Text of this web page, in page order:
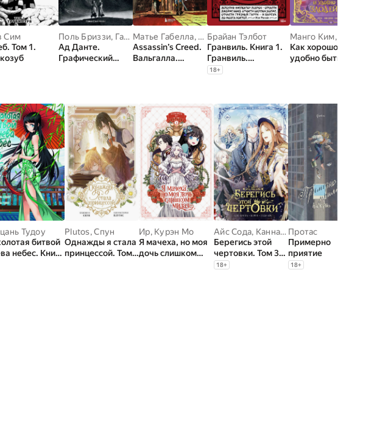
Сим
Том 1.
Поль Бриззи, Гаэтан Бриззи
Ад Данте.
Графический
Матье Габелла, Паоло Трейси,Фабьен Алькиэ
Assassin’s Creed.
Вальгалла.
Брайан Тэлбот
Гранвиль. Книга 1.
Гранвиль.
Гранвиль, любовь
18+
Манго Ким,
Как хорошо и
удобно быть
Тудоу
битвой
небес. Книга
Plutos,Спун
Однажды я стала
принцессой. Том 8
Ир, Курэн Мо
Я мачеха, но моя
дочь слишком
Айс Сода, Канна Блю
Берегись этой
чертовки. Том 3
(вебтун)
18+
Протас
Примерно
приятие
18+